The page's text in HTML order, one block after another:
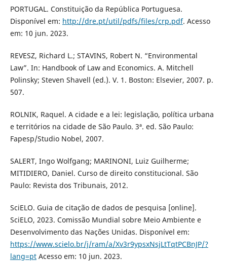
PORTUGAL. Constituição da República Portuguesa.
Disponível em: http://dre.pt/util/pdfs/files/crp.pdf. Acesso
em: 10 jun. 2023.
REVESZ, Richard L.; STAVINS, Robert N. “Environmental
Law”. In: Handbook of Law and Economics. A. Mitchell
Polinsky; Steven Shavell (ed.). V. 1. Boston: Elsevier, 2007. p.
507.
ROLNIK, Raquel. A cidade e a lei: legislação, política urbana
e territórios na cidade de São Paulo. 3ª. ed. São Paulo:
Fapesp/Studio Nobel, 2007.
SALERT, Ingo Wolfgang; MARINONI, Luiz Guilherme;
MITIDIERO, Daniel. Curso de direito constitucional. São
Paulo: Revista dos Tribunais, 2012.
SciELO. Guia de citação de dados de pesquisa [online].
SciELO, 2023. Comissão Mundial sobre Meio Ambiente e
Desenvolvimento das Nações Unidas. Disponível em:
https://www.scielo.br/j/ram/a/Xv3r9ypsxNsjLtTqtPCBnJP/?
lang=ptAcesso em: 10 jun. 2023.